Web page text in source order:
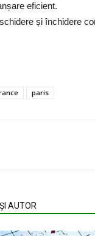
eficient.
și închidere
paris
AUTOR